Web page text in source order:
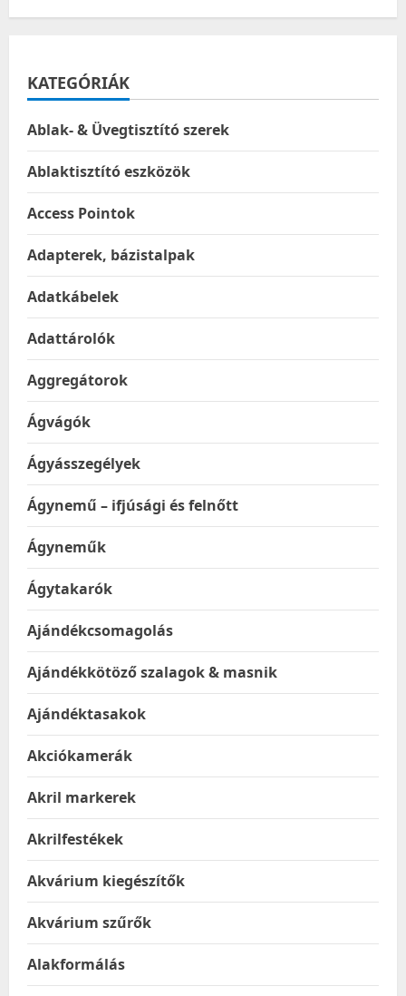
6300
KATEGÓRIÁK
Ablak- & Üvegtisztító szerek
Ablaktisztító eszközök
Access Pointok
Adapterek, bázistalpak
Adatkábelek
Adattárolók
Aggregátorok
Ágvágók
Ágyásszegélyek
Ágynemű – ifjúsági és felnőtt
Ágyneműk
Ágytakarók
Ajándékcsomagolás
Ajándékkötöző szalagok & masnik
Ajándéktasakok
Akciókamerák
Akril markerek
Akrilfestékek
Akvárium kiegészítők
Akvárium szűrők
Alakformálás